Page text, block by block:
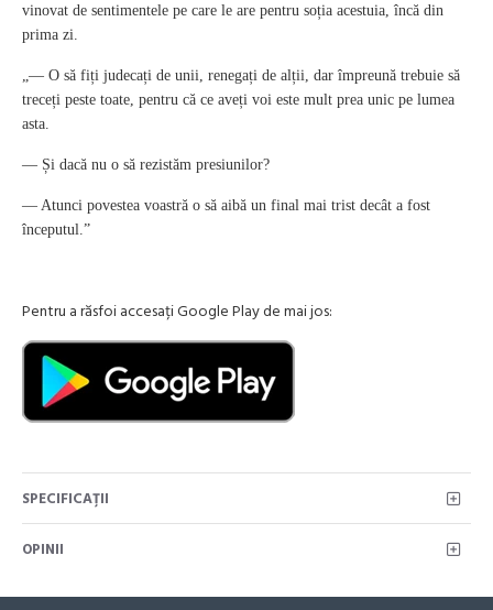
vinovat de sentimentele pe care le are pentru soția acestuia, încă din
prima zi.
„— O să fiți judecați de unii, renegați de alții, dar împreună trebuie să
treceți peste toate, pentru că ce aveți voi este mult prea unic pe lumea
asta.
— Și dacă nu o să rezistăm presiunilor?
— Atunci povestea voastră o să aibă un final mai trist decât a fost
începutul.”
Pentru a răsfoi accesați Google Play de mai jos:
SPECIFICAŢII
OPINII